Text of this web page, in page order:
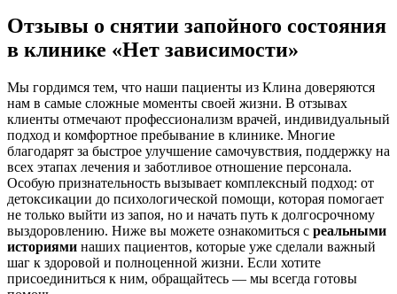
Отзывы о снятии запойного состояния
в клинике «Нет зависимости»
Мы гордимся тем, что наши пациенты из Клина доверяются
нам в самые сложные моменты своей жизни. В отзывах
клиенты отмечают профессионализм врачей, индивидуальный
подход и комфортное пребывание в клинике. Многие
благодарят за быстрое улучшение самочувствия, поддержку на
всех этапах лечения и заботливое отношение персонала.
Особую признательность вызывает комплексный подход: от
детоксикации до психологической помощи, которая помогает
не только выйти из запоя, но и начать путь к долгосрочному
выздоровлению. Ниже вы можете ознакомиться с реальными
историями наших пациентов, которые уже сделали важный
шаг к здоровой и полноценной жизни. Если хотите
присоединиться к ним, обращайтесь — мы всегда готовы